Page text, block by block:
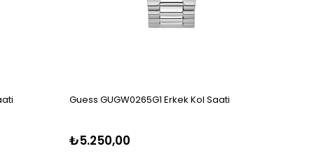
Guess GUGW0265G1 Erkek Kol Saati
₺5.250,00